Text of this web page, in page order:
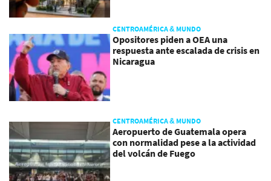
CENTROAMÉRICA & MUNDO
Opositores piden a OEA una
respuesta ante escalada de crisis en
Nicaragua
CENTROAMÉRICA & MUNDO
Aeropuerto de Guatemala opera
con normalidad pese a la actividad
del volcán de Fuego